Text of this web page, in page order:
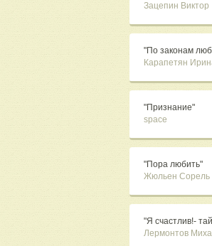
Зацепин Виктор
"По законам
Карапетян
"Признание"
space
"Пора любить"
Жюльен Сорель
"Я счастлив!-
Лермонтов